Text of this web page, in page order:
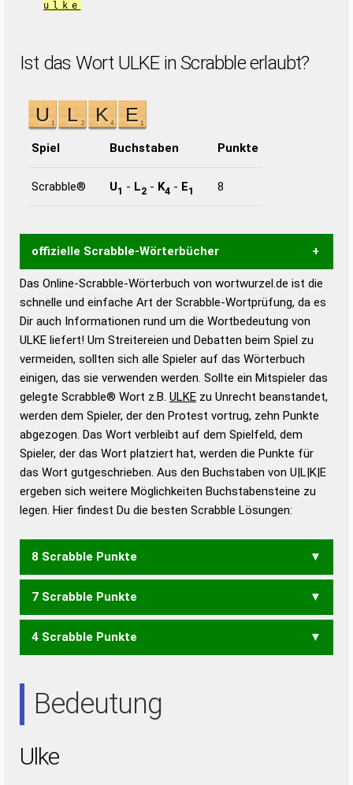
ulke
Ist das Wort ULKE in Scrabble erlaubt?
Spiel Buchstaben Punkte
Scrabble® U1 - L2 - K4 - E1 8
offizielle Scrabble-Wörterbücher
Wortwurzel liefert mit Hilfe eines semantischen
Wortanalyse-Algorithmus gute Anhaltspunkte zu
Wortbedeutung, Worttrennung und Wortform, um die
Gültigkeit eines Wortes für das Scrabble-Spiel zu
bestimmen!
zugelassene Turnier Scrabble-
Wörterbücher sind:
Duden – Standardwerk in 12 Bänden
Duden – Richtiges und gutes
Deutsch
Duden – Die deutsche Grammatik
Duden – Deutsches
Universalwörterbuch
Das Online-Scrabble-Wörterbuch von wortwurzel.de ist die
schnelle und einfache Art der Scrabble-Wortprüfung, da es
Dir auch Informationen rund um die Wortbedeutung von
ULKE liefert! Um Streitereien und Debatten beim Spiel zu
vermeiden, sollten sich alle Spieler auf das Wörterbuch
einigen, das sie verwenden werden. Sollte ein Mitspieler das
gelegte Scrabble® Wort z.B. ULKE zu Unrecht beanstandet,
werden dem Spieler, der den Protest vortrug, zehn Punkte
abgezogen. Das Wort verbleibt auf dem Spielfeld, dem
Spieler, der das Wort platziert hat, werden die Punkte für
das Wort gutgeschrieben. Aus den Buchstaben von U|L|K|E
ergeben sich weitere Möglichkeiten Buchstabensteine zu
legen. Hier findest Du die besten Scrabble Lösungen:
8 Scrabble Punkte
KEUL LUKE
7 Scrabble Punkte
LEK LUK
4 Scrabble Punkte
Bedeutung
Ulke